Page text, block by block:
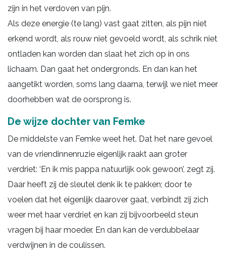
zijn in het verdoven van pijn.
Als deze energie (te lang) vast gaat zitten, als pijn niet
erkend wordt, als rouw niet gevoeld wordt, als schrik niet
ontladen kan worden dan slaat het zich op in ons
lichaam. Dan gaat het ondergronds. En dan kan het
aangetikt worden, soms lang daarna, terwijl we niet meer
doorhebben wat de oorsprong is.
De wijze dochter van Femke
De middelste van Femke weet het. Dat het nare gevoel
van de vriendinnenruzie eigenlijk raakt aan groter
verdriet: ‘En ik mis pappa natuurlijk ook gewoon’, zegt zij.
Daar heeft zij de sleutel denk ik te pakken; door te
voelen dat het eigenlijk daarover gaat, verbindt zij zich
weer met haar verdriet en kan zij bijvoorbeeld steun
vragen bij haar moeder. En dan kan de verdubbelaar
verdwijnen in de coulissen.